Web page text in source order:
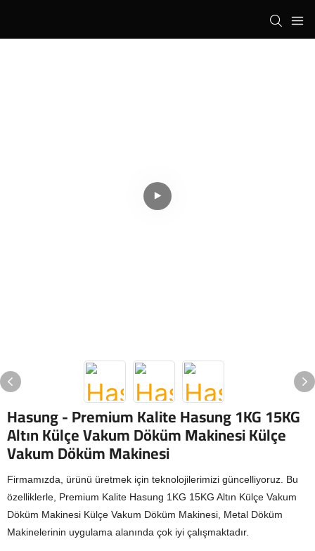
Hasung - Premium Kalite Hasung 1KG 15KG
Altın Külçe Vakum Döküm Makinesi Külçe
Vakum Döküm Makinesi
Firmamızda, ürünü üretmek için teknolojilerimizi güncelliyoruz. Bu
özelliklerle, Premium Kalite Hasung 1KG 15KG Altın Külçe Vakum
Döküm Makinesi Külçe Vakum Döküm Makinesi, Metal Döküm
Makinelerinin uygulama alanında çok iyi çalışmaktadır.